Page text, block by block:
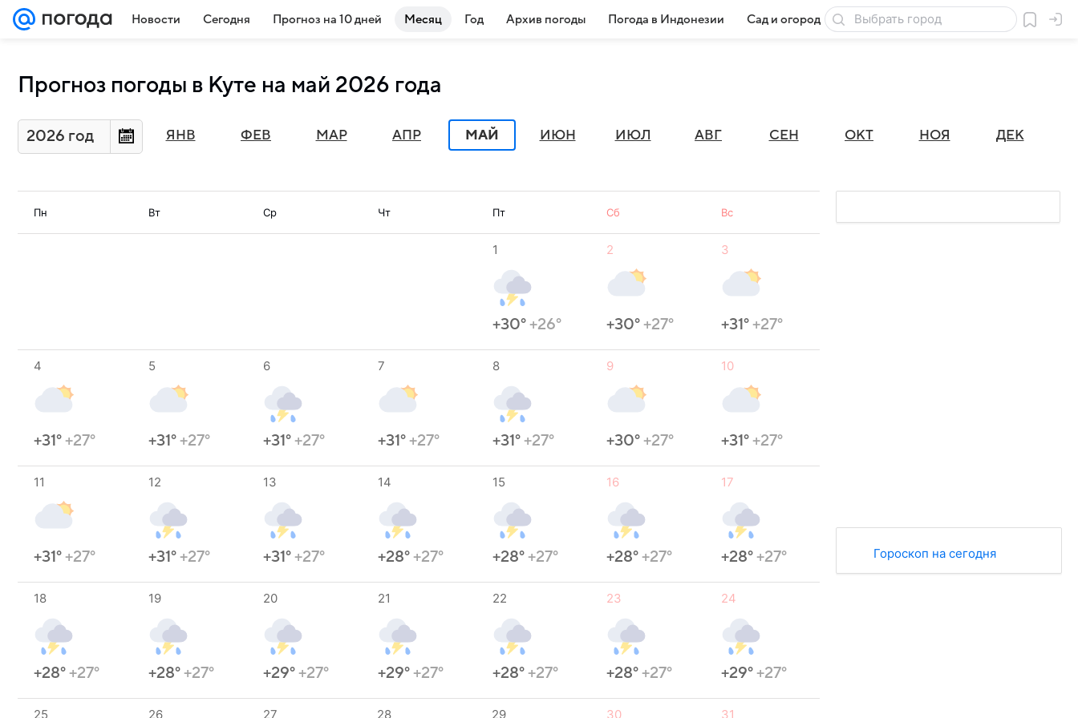
Новости Сегодня Прогноз на 10 дней Месяц Год Архив погоды Погода в Индонезии Сад и огород Товары для дачи
Прогноз погоды в Куте на май 2026 года
2026 год ЯНВ ФЕВ МАР АПР МАЙ ИЮН ИЮЛ АВГ СЕН ОКТ НОЯ ДЕК
Пн Вт Ср Чт Пт Сб Вс
1
+30°+26°
2
+30°+27°
3
+31°+27°
4
+31°+27°
5
+31°+27°
6
+31°+27°
7
+31°+27°
8
+31°+27°
9
+30°+27°
10
+31°+27°
11
+31°+27°
12
+31°+27°
13
+31°+27°
14
+28°+27°
15
+28°+27°
16
+28°+27°
17
+28°+27°
18
+28°+27°
19
+28°+27°
20
+29°+27°
21
+29°+27°
22
+28°+27°
23
+28°+27°
24
+29°+27°
25 26 27 28 29 30 31
Гороскоп на сегодня